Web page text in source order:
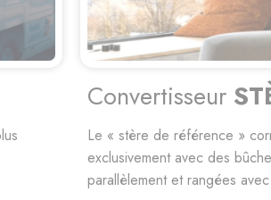
Estimezvotre
Il n’est jamais simple
l’hiver. Les unités
difficiles à estimer au vu des